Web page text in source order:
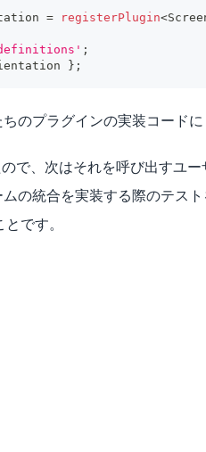
= registerPlugin<
;
} ;
のプラグインの実装コード
で、次はそれを呼び出すユ
の統合を実装する際のテス
です。